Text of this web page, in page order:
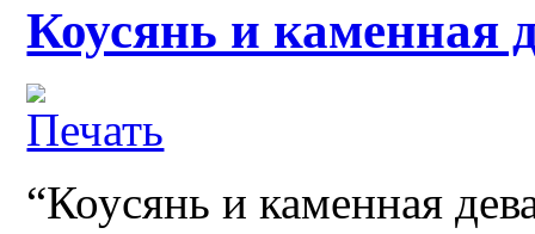
Коусянь и каменная
“Коусянь и каменная